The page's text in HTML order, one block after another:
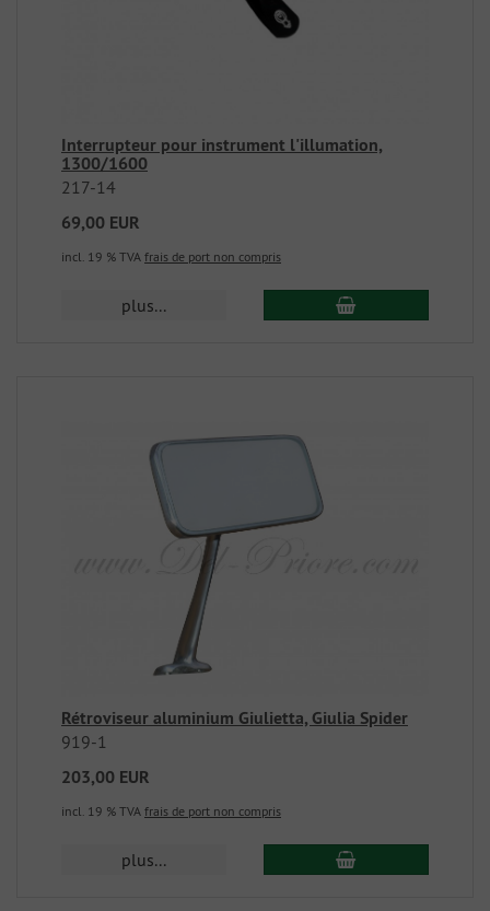
Interrupteur pour instrument l'illumation,
1300/1600
217-14
69,00 EUR
incl. 19 % TVA frais de port non compris
plus...
Rétroviseur aluminium Giulietta, Giulia Spider
919-1
203,00 EUR
incl. 19 % TVA frais de port non compris
plus...